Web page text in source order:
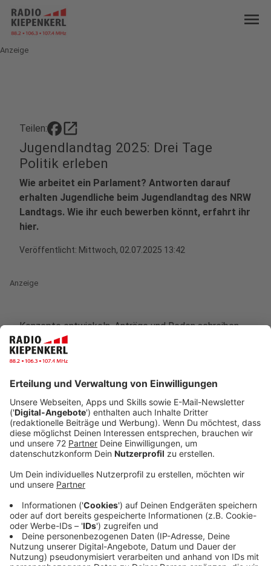
menu
Anzeige
Teilen: open_in_new
Jugendlandtag 2025: Drei Tage
Politik erleben
Wie arbeitet ein Parlament? Antworten darauf
erhalten Jugendliche beim Jugendlandtag des NRW
Landtags. Wie ihr euch bewerben könnt, erfahrt ihr
hier.
Veröffentlicht: Mittwoch, 02.07.2025 13:42
Anzeige
Konzepte entwickeln, Anträge und Reden schreiben,
Experten zuhören: Vom
es wieder soweit, Jugendliche aus ganz NRW kommen
Jugendlandtag teilzunehmen. Der Jugendlandtag ist
ein Planspiel, bei dem Jugendliche die Möglichkeit
haben, den Landtag komplett nachzuspielen. Jeder
schlüpft für drei Tage in die Rolle eines Abgeordneten.
Und wie im richtigen Leben werden auch im
Jugendlandtag Ausschüsse gebildet, Fraktionen
treffen und organisieren sich und Pressekonferenzen
werden abgehalten. Am letzten Tag kommen alle in
einer großen Plenarsitzung – also einer großen
Versammlung - zusammen, beraten sich und stimmen
ab. Für Landtagspräsident André Kuper ist der
Jugendlandtag ein sehr wichtiges Event im Jahr:
"Demokratie ist keine Selbstverständlichkeit. Und hier